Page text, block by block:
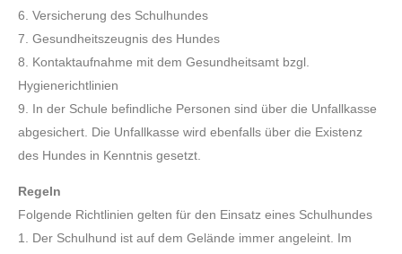
6. Versicherung des Schulhundes
7. Gesundheitszeugnis des Hundes
8. Kontaktaufnahme mit dem Gesundheitsamt bzgl.
Hygienerichtlinien
9. In der Schule befindliche Personen sind über die Unfallkasse
abgesichert. Die Unfallkasse wird ebenfalls über die Existenz
des Hundes in Kenntnis gesetzt.
Regeln
Folgende Richtlinien gelten für den Einsatz eines Schulhundes
1. Der Schulhund ist auf dem Gelände immer angeleint. Im